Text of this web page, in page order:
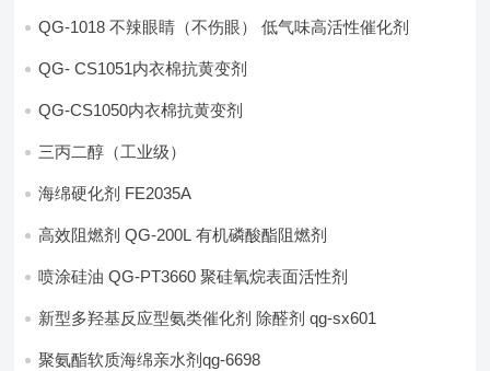
QG-1018 不辣眼睛（不伤眼） 低气味高活性催化剂
QG- CS1051内衣棉抗黄变剂
QG-CS1050内衣棉抗黄变剂
三丙二醇（工业级）
海绵硬化剂 FE2035A
高效阻燃剂 QG-200L 有机磷酸酯阻燃剂
喷涂硅油 QG-PT3660 聚硅氧烷表面活性剂
新型多羟基反应型氨类催化剂 除醛剂 qg-sx601
聚氨酯软质海绵亲水剂qg-6698